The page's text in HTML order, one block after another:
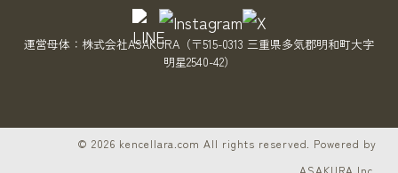
運営母体： 株式会社ASAKURA （〒515-0313 三重県多気郡明和町大字
明星2540-42）
© 2026 kencellara.com All rights reserved. Powered by
ASAKURA Inc.
サイトをもっと良くするブヒ？